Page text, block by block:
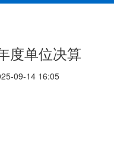
度单位决算
09-14 16:05